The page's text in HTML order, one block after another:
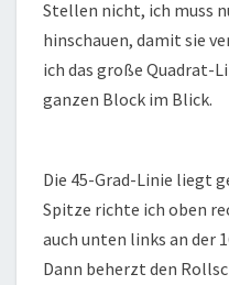
Stellen nicht, ich muss
hinschauen, damit sie
ich das große Quadrat-
ganzen Block im Blick.
Die 45-Grad-Linie liegt
Spitze richte ich oben
auch unten links an der
Dann beherzt den